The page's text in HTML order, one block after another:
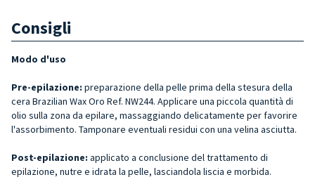
Consigli
Modo d'uso
Pre-epilazione: preparazione della pelle prima della stesura della
cera Brazilian Wax Oro Ref. NW244. Applicare una piccola quantità di
olio sulla zona da epilare, massaggiando delicatamente per favorire
l'assorbimento. Tamponare eventuali residui con una velina asciutta.
Post-epilazione: applicato a conclusione del trattamento di
epilazione, nutre e idrata la pelle, lasciandola liscia e morbida.